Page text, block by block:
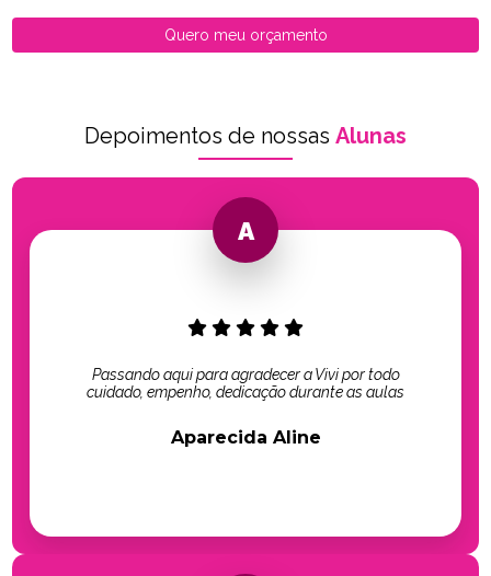
Quero meu orçamento
Depoimentos de nossas Alunas
Passando aqui para agradecer a Vivi por todo
cuidado, empenho, dedicação durante as aulas
Aparecida Aline